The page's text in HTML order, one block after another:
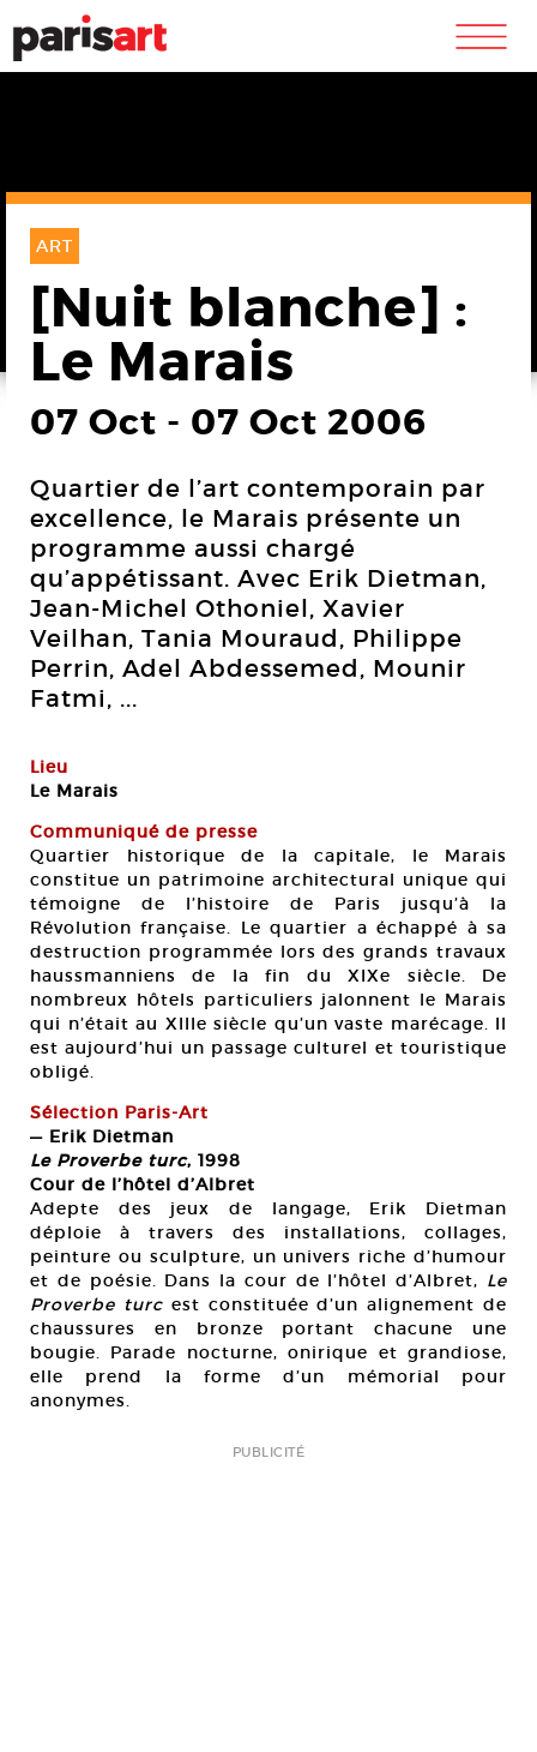
m
ART
[Nuit blanche] :
Le Marais
07 Oct - 07 Oct 2006
Quartier de l’art contemporain par
excellence, le Marais présente un
programme aussi chargé
qu’appétissant. Avec Erik Dietman,
Jean-Michel Othoniel, Xavier
Veilhan, Tania Mouraud, Philippe
Perrin, Adel Abdessemed, Mounir
Fatmi, ...
Lieu
Le Marais
Communiqué de presse
Quartier historique de la capitale, le Marais
constitue un patrimoine architectural unique qui
témoigne de l’histoire de Paris jusqu’à la
Révolution française. Le quartier a échappé à sa
destruction programmée lors des grands travaux
haussmanniens de la fin du XIXe siècle. De
nombreux hôtels particuliers jalonnent le Marais
qui n’était au XIIIe siècle qu’un vaste marécage. Il
est aujourd’hui un passage culturel et touristique
obligé.
Sélection Paris-Art
— Erik Dietman
Le Proverbe turc, 1998
Cour de l’hôtel d’Albret
Adepte des jeux de langage, Erik Dietman
déploie à travers des installations, collages,
peinture ou sculpture, un univers riche d’humour
et de poésie. Dans la cour de l’hôtel d’Albret, Le
Proverbe turcest constituée d’un alignement de
chaussures en bronze portant chacune une
bougie. Parade nocturne, onirique et grandiose,
elle prend la forme d’un mémorial pour
anonymes.
PUBLICITÉ